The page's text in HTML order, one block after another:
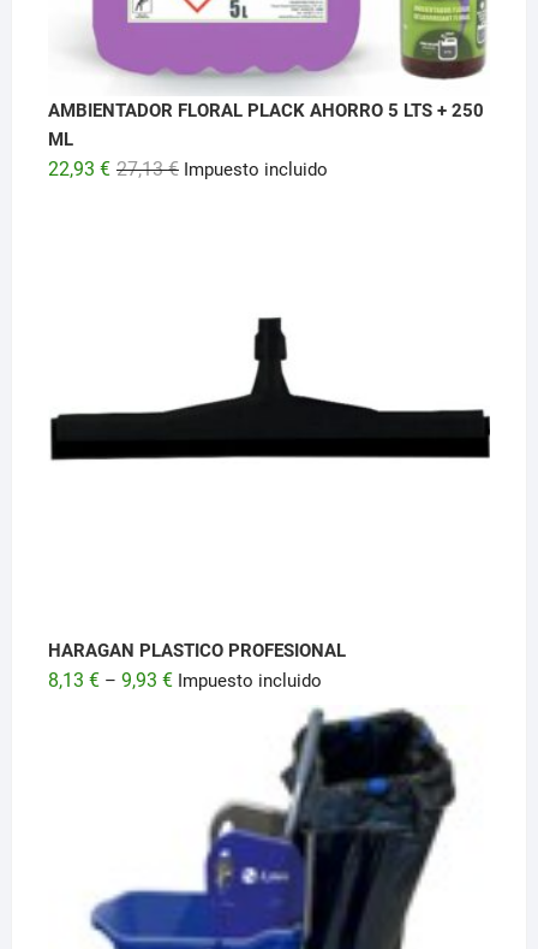
AMBIENTADOR FLORAL PLACK AHORRO 5 LTS + 250
ML
27,13€ El
22,93 €
El
Impuesto incluido
HARAGAN PLASTICO PROFESIONAL
8,13 €– 9,93 € Impuesto incluido